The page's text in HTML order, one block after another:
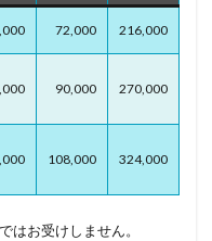
72,000 216,000
90,000 270,000
108,000 324,000
はお受けしません。